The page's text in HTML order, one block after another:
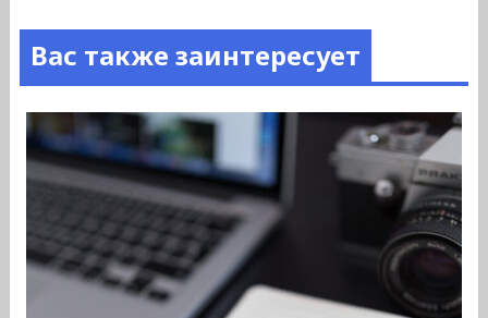
Вас также заинтересует